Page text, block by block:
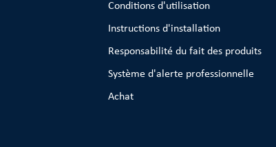
Conditions d'utilisation
Instructions d'installation
Responsabilité du fait des produits
Système d'alerte professionnelle
Achat